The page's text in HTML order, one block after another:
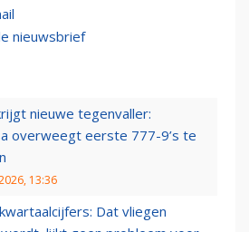
nieuwsbrief
nieuwe tegenvaller:
overweegt eerste 777-9’s te
13:36
Dat vliegen